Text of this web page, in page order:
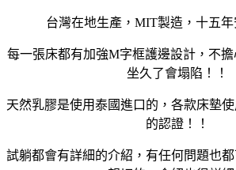
台灣在地生產，MIT製造，十五年
每一張床都有加強M字框護邊設計，不
坐久了會塌陷！！
天然乳膠是使用泰國進口的，各款床墊
的認證！！
試躺都會有詳細的介紹，有任何問題也